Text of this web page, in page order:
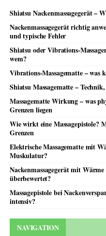
Shiatsu Nackenmassagegerät –
Nackenmassagegerät richtig
und typische Fehler
Shiatsu oder Vibrations-
wem?
Vibrations-Massagematte – was
Shiatsu Massagematte –
Massagematte Wirkung – was
Grenzen liegen
Wie wirkt eine Massagepistole?
Grenzen
Elektrische Massagematte mit
Muskulatur?
Nackenmassagegerät mit
überbewertet?
Massagepistole bei
intensiv?
NAVIGATION